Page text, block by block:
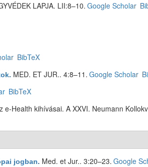
LAPJA. LII:8–10. Google Scholar
BibTeX
. MED. ET JUR.. 4:8–11. Google Scholar
BibTeX
e-Health kihívásai. A XXVI. Neumann
jogban. Med. et Jur.. 3:20–23. Google